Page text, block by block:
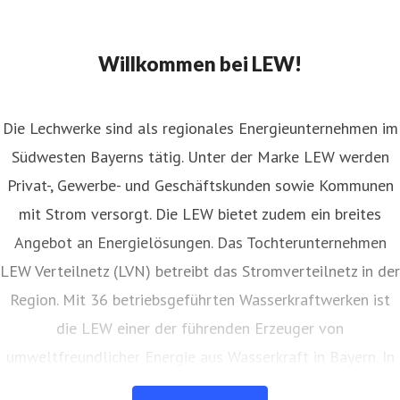
Willkommen bei LEW!
Die Lechwerke sind als regionales Energieunternehmen im
Südwesten Bayerns tätig. Unter der Marke LEW werden
Privat-, Gewerbe- und Geschäftskunden sowie Kommunen
mit Strom versorgt. Die LEW bietet zudem ein breites
Angebot an Energielösungen. Das Tochterunternehmen
LEW Verteilnetz (LVN) betreibt das Stromverteilnetz in der
Region. Mit 36 betriebsgeführten Wasserkraftwerken ist
die LEW einer der führenden Erzeuger von
umweltfreundlicher Energie aus Wasserkraft in Bayern. In
eigenen Anlagen auf Freiflächen und Gebäuden erzeugt